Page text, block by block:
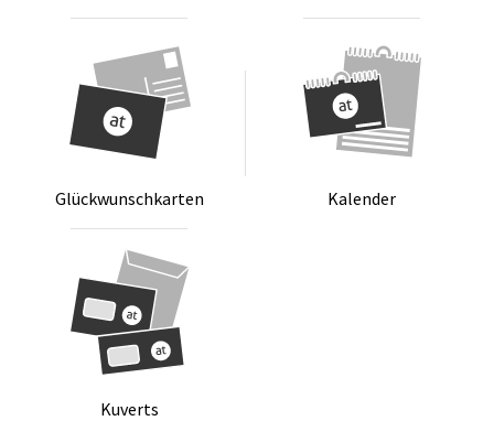
Glück­wunsch­kar­ten Ka­len­der
Ku­verts